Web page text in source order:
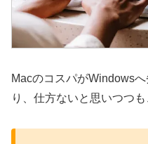
MacのコスパがWindows
り、仕方ないと思いつつ